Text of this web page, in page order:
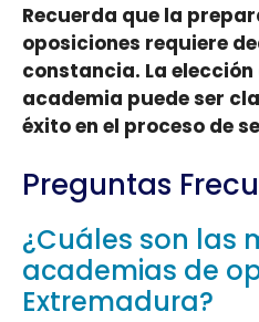
Recuerda que la
oposiciones requiere
constancia. La
academia puede ser
éxito en el proceso de
Preguntas
¿Cuáles son las
academias de
Extremadura?